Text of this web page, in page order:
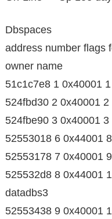
Dbspaces
address number flags
owner name
51c1c7e8 1 0x40001
524fbd30 2 0x40001
524fbe90 3 0x40001
52553018 6 0x44001
52553178 7 0x40001
525532d8 8 0x44001
datadbs3
52553438 9 0x40001